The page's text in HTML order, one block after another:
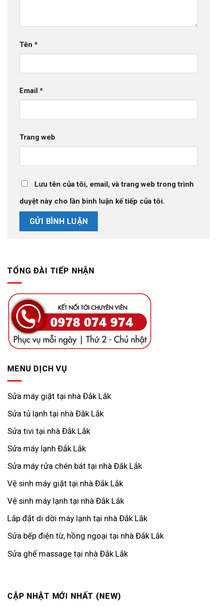
Tên *
Email *
Trang web
Lưu tên của tôi, email, và trang web trong trình
duyệt này cho lần bình luận kế tiếp của tôi.
TỔNG ĐÀI TIẾP NHẬN
MENU DỊCH VỤ
Sửa máy giặt tại nhà Đắk Lắk
Sửa tủ lạnh tại nhà Đắk Lắk
Sửa tivi tại nhà Đắk Lắk
Sửa máy lạnh Đắk Lắk
Sửa máy rửa chén bát tại nhà Đắk Lắk
Vệ sinh máy giặt tại nhà Đắk Lắk
Vệ sinh máy lạnh tại nhà Đắk Lắk
Lắp đặt di dời máy lạnh tại nhà Đắk Lắk
Sửa bếp điện từ, hồng ngoại tại nhà Đắk Lắk
Sửa ghế massage tại nhà Đắk Lắk
CẬP NHẬT MỚI NHẤT (NEW)